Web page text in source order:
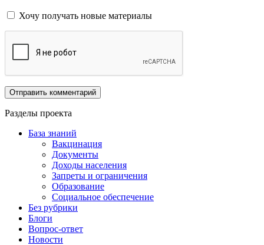
Хочу получать новые материалы
Разделы проекта
База знаний
Вакцинация
Документы
Доходы населения
Запреты и ограничения
Образование
Социальное обеспечение
Без рубрики
Блоги
Вопрос-ответ
Новости